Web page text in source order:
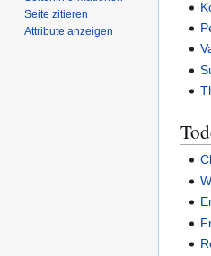
Seite zitieren
Attribute anzeigen